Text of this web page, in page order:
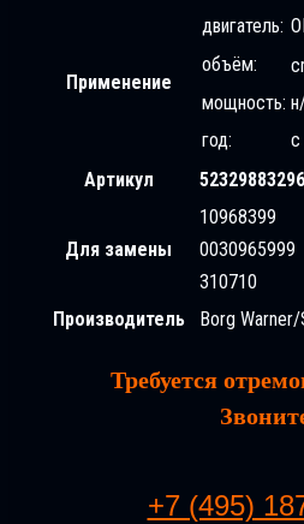
Применение
двигатель:
объём:
мощность:
год:
Артикул
52329883296
Для замены
10968399
0030965999
310710
Производитель
Borg
Требуется
+7 (495)